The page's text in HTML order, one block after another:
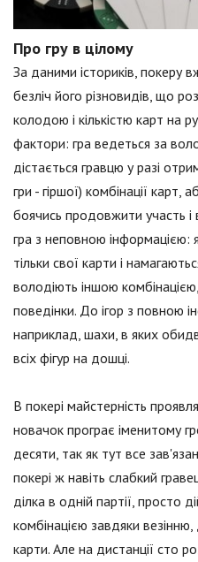
Про гру в цілому
За даними істориків, покеру
безліч його різновидів, що
колодою і кількістю карт на
фактори: гра ведеться за
дістається гравцю у разі
гри - гіршої) комбінації карт,
боячись продовжити участь і
гра з неповною інформацією:
тільки свої карти і
володіють іншою
поведінки. До ігор з повною
наприклад, шахи, в яких
всіх фігур на дошці.
В покері майстерність
новачок програє іменитому
десяти, так як тут все
покері ж навіть слабкий
ділка в одній партії, просто
комбінацією завдяки
карти. Але на дистанції сто